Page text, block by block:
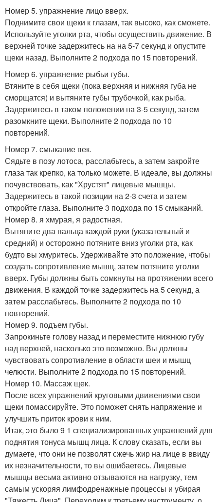
Номер 5. упражнение лицо вверх.
Поднимите свои щеки к глазам, так высоко, как сможете.
Используйте уголки рта, чтобы осуществить движение. В
верхней точке задержитесь на на 5-7 секунд и опустите
щеки назад. Выполните 2 подхода по 15 повторений.
Номер 6. упражнение рыбьи губы.
Втяните в себя щеки (пока верхняя и нижняя губа не
сморщатся) и вытяните губы трубочкой, как рыба.
Задержитесь в таком положении на 3-5 секунд, затем
разомкните щеки. Выполните 2 подхода по 10
повторений.
Номер 7. смыкание век.
Сядьте в позу лотоса, расслабьтесь, а затем закройте
глаза так крепко, ка только можете. В идеале, вы должны
почувствовать, как "Хрустят" лицевые мышцы.
Задержитесь в такой позиции на 2-3 счета и затем
откройте глаза. Выполните 3 подхода по 15 смыканий.
Номер 8. я хмурая, я радостная.
Вытяните два пальца каждой руки (указательный и
средний) и осторожно потяните вниз уголки рта, как
будто вы хмуритесь. Удерживайте это положение, чтобы
создать сопротивление мышц, затем потяните уголки
вверх. Губы должны быть сомкнуты на протяжении всего
движения. В каждой точке задержитесь на 5 секунд, а
затем расслабьтесь. Выполните 2 подхода по 10
повторений.
Номер 9. подъем губы.
Запрокиньте голову назад и переместите нижнюю губу
над верхней, насколько это возможно. Вы должны
чувствовать сопротивление в области шеи и мышц
челюсти. Выполните 2 подхода по 15 повторений.
Номер 10. Массаж щек.
После всех упражнений круговыми движениями свои
щеки помассируйте. Это поможет снять напряжение и
улучшить приток крови к ним.
Итак, это было 9 1 специализированных упражнений для
поднятия тонуса мышц лица. К слову сказать, если вы
думаете, что они не позволят сжечь жир на лице в ввиду
их незначительности, то вы ошибаетесь. Лицевые
мышцы весьма активно отзываются на нагрузку, тем
самым ускоряя лимфодренажные процессы и убирая